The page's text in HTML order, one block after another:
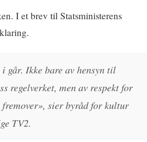
I et brev til Statsministerens
går. Ikke bare av hensyn til
regelverket, men av respekt for
sier byråd for kultur
TV2.